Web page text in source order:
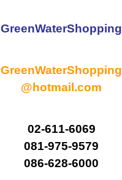
GreenWaterShopping
GreenWaterShopping
@hotmail.com
02-611-6069
081-975-9579
086-628-6000